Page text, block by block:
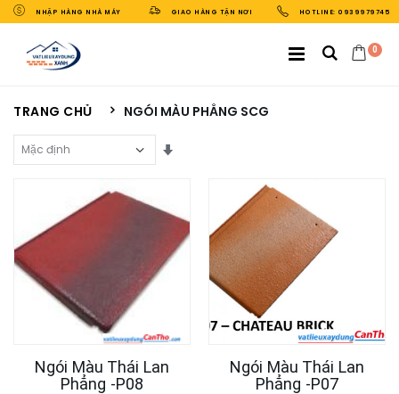
NHẬP HÀNG NHÀ MÁY GIAO HÀNG TẬN NƠI HOTLINE: 0939979745
0
TRANG CHỦ NGÓI MÀU PHẲNG SCG
Sắp Xếp Theo
Ngói Màu Thái Lan
Phẳng -P08
Ngói Màu Thái Lan
Phẳng -P07